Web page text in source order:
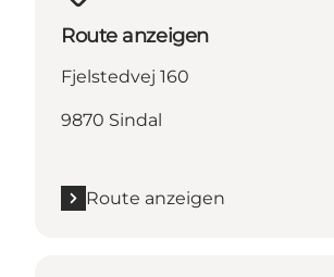
Route anzeigen
Fjelstedvej 160
9870 Sindal
Route anzeigen